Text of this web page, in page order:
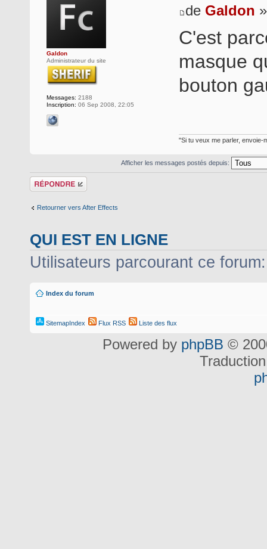
Galdon
Administrateur du site
Messages: 2188
Inscription: 06 Sep 2008, 22:05
de Galdon
C'est
masque
bouton
"Si tu veux me parler, envoie-
Afficher les messages postés depuis:
Répondre
Retourner vers After Effects
QUI EST EN LIGNE
Utilisateurs parcourant ce
Index du forum
SitemapIndex Flux RSS Liste des flux
Powered by phpBB ©